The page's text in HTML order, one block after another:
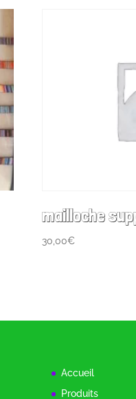
mailloche
30,00€
Accueil
Produits